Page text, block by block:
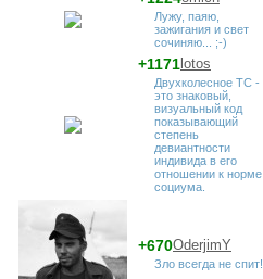
Лужу, паяю,
зажигания и свет
сочиняю... ;-)
lotos
+1171
Двухколесное ТС -
это знаковый,
визуальный код
показывающий
степень
девиантности
индивида в его
отношении к норме
социума.
OderjimY
+670
Зло всегда не спит!